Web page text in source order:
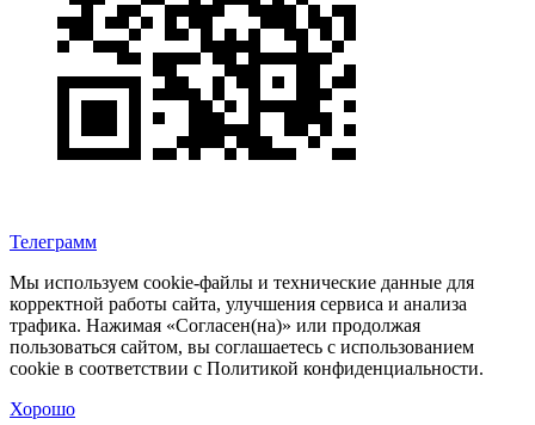
Телеграмм
Мы используем cookie‑файлы и технические данные для
корректной работы сайта, улучшения сервиса и анализа
трафика. Нажимая «Согласен(на)» или продолжая
пользоваться сайтом, вы соглашаетесь с использованием
cookie в соответствии с Политикой конфиденциальности.
Хорошо